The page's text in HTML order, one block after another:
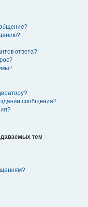
ответа?
сообщения?
тем